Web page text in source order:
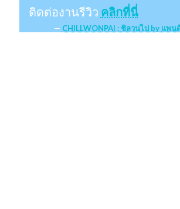
ติดต่องานรีวิว คลิกที่นี่
CHILLWONPAI : ชิลวนไป by แพน